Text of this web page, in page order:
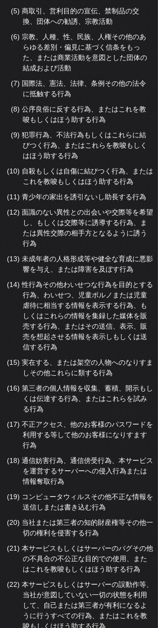
(5) 商取引、営利目的の宣伝、禁制品の交
換、団体への勧誘、宗教活動
(6) 宗教、人種、性、民族、人権その他のあ
らゆる差別・偏見に基づく信条をもっ
た、または商業活動を意図とした団体の
結成および活動
(7) 国際法、憲法、法律、条例その他の法令
に抵触する行為
(8) 公序良俗に反する行為、またはこれを教
唆もしくはほう助する行為
(9) 犯罪行為、不法行為もしくはこれらに結
びつく行為、またはこれらを教唆もしく
はほう助する行為
(10) 自殺もしくは自傷に結びつく行為、または
これを教唆もしくはほう助する行為
(11) 青少年の家出を誘引ないし助長する行為
(12) 面識のない異性との出会いや交際等を希望
し、もしくは交際等に誘導する行為、ま
たは異性交際の相手方となるように誘う
行為
(13) 未成年者の人格形成等や健全な育成に悪影
響を与え、または障害を及ぼす行為
(14) 性行為その他わいせつな行為を目的とする
行為、わいせつ、児童ポルノまたは児童
虐待に相当する情報を表示する行為、も
しくはこれらの情報を集録した媒体を販
売する行為、またはその送信、表示、販
売を想起させる情報を表示しもしくは送
信する行為
(15) 実在する、または架空の人物へのなりすま
しその他これらに類する行為
(16) 第三者の個人情報を収集、蓄積、開示もし
くは伝達する行為、またはこれらを試み
る行為
(17) 不正アクセス、他のお客様のパスワードを
利用する等して他のお客様になりすます
行為
(18) 通信妨害行為、通信傍受行為、本サービス
を運営するサーバーへの侵入行為または
情報奪取行為
(19) コンピュータウィルスその他不正な情報を
送信しまたは書き込む行為
(20) 当社または第三者の知的財産権等その他一
切の権利を侵害する行為
(21) 本サービスもしくはサーバーのバグその他
の不具合の不公正な目的での使用、また
はこれを教唆もしくはほう助する行為
(22) 本サービスもしくはサーバーの誤動作等、
当社が意図していない一切の状態を利用
して、自己または第三者が有利になるよ
うに行うすべての行為、またはこれを教
唆もしくはほう助する行為